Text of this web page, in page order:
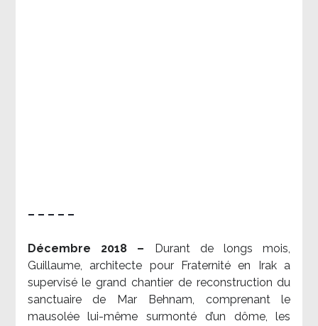
– – – – –
Décembre 2018 –
Durant de longs mois,
Guillaume, architecte pour Fraternité en Irak a
supervisé le grand chantier de reconstruction du
sanctuaire de Mar Behnam, comprenant le
mausolée lui-même surmonté d’un dôme, les